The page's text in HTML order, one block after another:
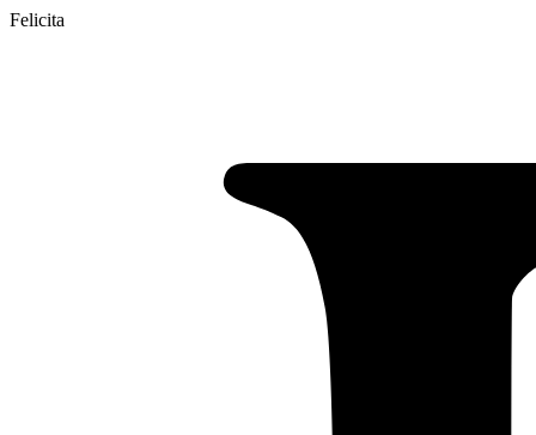
Felicita